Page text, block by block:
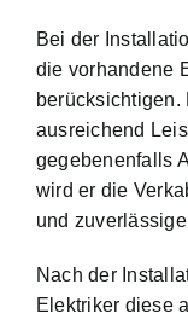
Bei der
die vorhandene
berücksichtigen.
ausreichend
gegebenenfalls
wird er die
und
Nach der
Elektriker diese